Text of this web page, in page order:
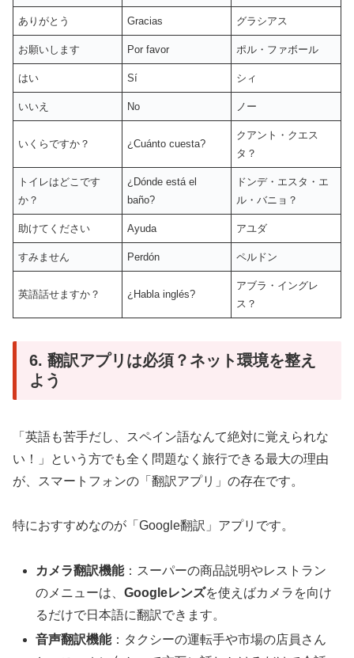
ありがとう Gracias グラシアス
お願いします Por favor ポル・ファボール
はい Sí シィ
いいえ No ノー
いくらですか？ ¿Cuánto cuesta?
クアント・クエス
タ？
トイレはどこです
か？
¿Dónde está el
baño?
ドンデ・エスタ・エ
ル・バニョ？
助けてください Ayuda アユダ
すみません Perdón ペルドン
英語話せますか？ ¿Habla inglés?
アブラ・イングレ
ス？
6. 翻訳アプリは必須？ネット環境を整え
よう
「英語も苦手だし、スペイン語なんて絶対に覚えられな
い！」という方でも全く問題なく旅行できる最大の理由
が、スマートフォンの「翻訳アプリ」の存在です。
特におすすめなのが「Google翻訳」アプリです。
カメラ翻訳機能：スーパーの商品説明やレストラン
のメニューは、Googleレンズを使えばカメラを向け
るだけで日本語に翻訳できます。
音声翻訳機能：タクシーの運転手や市場の店員さん